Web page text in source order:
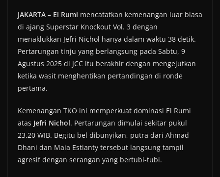
JAKARTA – El Rumi mencatatkan kemenangan luar biasa
di ajang Superstar Knockout Vol. 3 dengan
menaklukkan Jefri Nichol hanya dalam waktu 38 detik.
Pertarungan tinju yang berlangsung pada Sabtu, 9
Agustus 2025 di JCC itu berakhir dengan mengejutkan
ketika wasit menghentikan pertandingan di ronde
pertama.
Kemenangan TKO ini memperkuat dominasi El Rumi
atas Jefri Nichol. Pertarungan dimulai sekitar pukul
23.20 WIB. Begitu bel dibunyikan, putra dari Ahmad
Dhani dan Maia Estianty tersebut langsung tampil
agresif dengan serangan yang bertubi-tubi.